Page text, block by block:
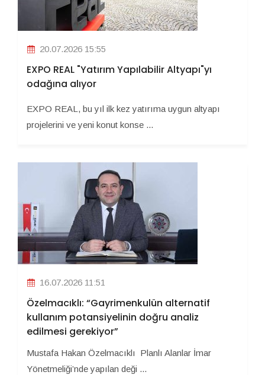
20.07.2026 15:55
EXPO REAL "Yatırım Yapılabilir Altyapı"yı
odağına alıyor
EXPO REAL, bu yıl ilk kez yatırıma uygun altyapı
projelerini ve yeni konut konse ...
16.07.2026 11:51
Özelmacıklı: “Gayrimenkulün alternatif
kullanım potansiyelinin doğru analiz
edilmesi gerekiyor”
Mustafa Hakan Özelmacıklı Planlı Alanlar İmar
Yönetmeliği’nde yapılan deği ...